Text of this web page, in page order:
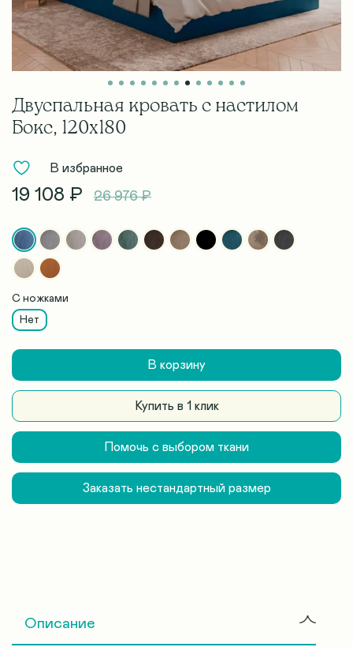
Двуспальная кровать с настилом
Бокс, 120х180
В избранное
19 108 ₽ 26 976 ₽
С ножками
Нет
В корзину
Купить в 1 клик
Помочь с выбором ткани
Заказать нестандартный размер
Описание